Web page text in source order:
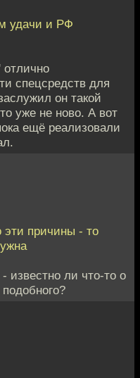
удачи и РФ
спецсредств для
он такой
уже не ново. А вот
ещё реализовали
эти причины - то
известно ли что-то о